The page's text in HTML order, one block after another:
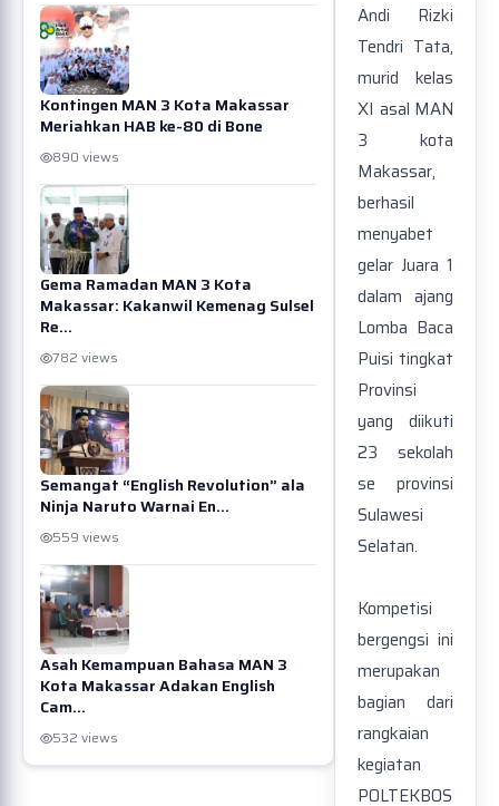
Andi Rizki
Tendri Tata,
murid kelas
XI asal MAN
3 kota
Makassar,
berhasil
menyabet
gelar Juara 1
dalam ajang
Lomba Baca
Puisi tingkat
Provinsi
yang diikuti
23 sekolah
se provinsi
Sulawesi
Selatan.
Kompetisi
bergengsi ini
merupakan
bagian dari
rangkaian
kegiatan
POLTEKBOS
Kontingen MAN 3 Kota Makassar
Meriahkan HAB ke-80 di Bone
890 views
Gema Ramadan MAN 3 Kota
Makassar: Kakanwil Kemenag Sulsel
Re...
782 views
Semangat “English Revolution” ala
Ninja Naruto Warnai En...
559 views
Asah Kemampuan Bahasa MAN 3
Kota Makassar Adakan English
Cam...
532 views